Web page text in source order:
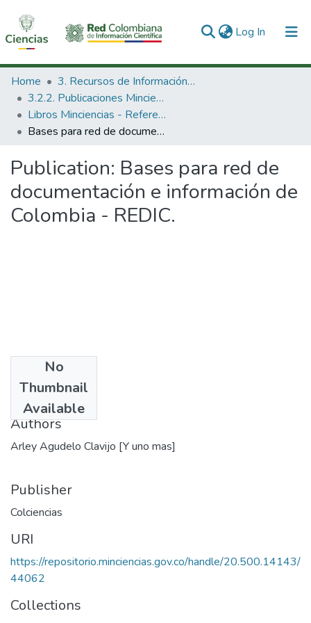
Log In (current)
Communities & Collections
All of DSpace
Statistics
Home
3. Recursos de Información Científica y Tecnológica
3.2.2. Publicaciones Minciencias
Libros Minciencias - Referenciales
Bases para red de documentación e información de Colombia - REDIC.
Publication: Bases para red de
documentación e información de
Colombia - REDIC.
No
Thumbnail
Available
1970
Authors
Arley Agudelo Clavijo [Y uno mas]
Publisher
Colciencias
URI
https://repositorio.minciencias.gov.co/handle/20.500.14143/
44062
Collections